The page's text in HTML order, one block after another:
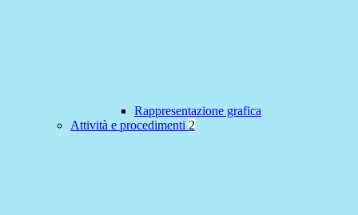
Rappresentazione grafica
Attività e procedimenti 2